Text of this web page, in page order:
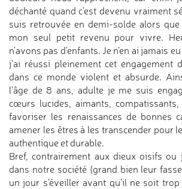
déchanté quand c'est devenu vraiment
suis retrouvée en demi-solde alors
mon seul petit revenu pour vivre.
n'avons pas d'enfants. Je n'en ai jamais
j'ai réussi pleinement cet engagement
dans ce monde violent et absurde.
l'âge de 8 ans, adulte je me suis
cœurs lucides, aimants,
favoriser les renaissances de bonnes
amener les êtres à les transcender pour
authentique et durable.
Bref, contrairement aux dieux oisifs ou
dans notre société (grand bien leur
un jour s'éveiller avant qu'il ne soit trop